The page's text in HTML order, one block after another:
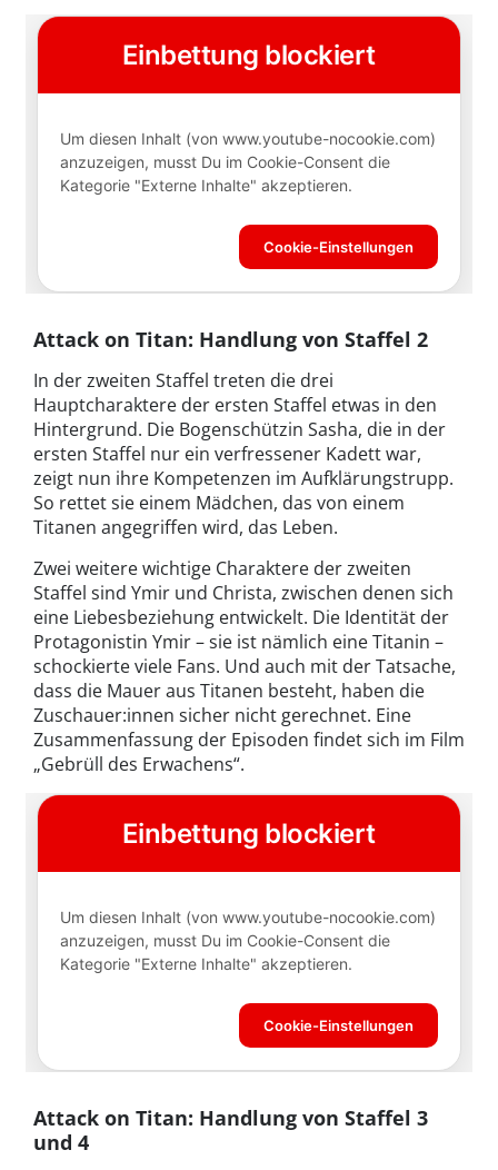
Attack on Titan: Handlung von Staffel 2
In der zweiten Staffel treten die drei
Hauptcharaktere der ersten Staffel etwas in den
Hintergrund. Die Bogenschützin Sasha, die in der
ersten Staffel nur ein verfressener Kadett war,
zeigt nun ihre Kompetenzen im Aufklärungstrupp.
So rettet sie einem Mädchen, das von einem
Titanen angegriffen wird, das Leben.
Zwei weitere wichtige Charaktere der zweiten
Staffel sind Ymir und Christa, zwischen denen sich
eine Liebesbeziehung entwickelt. Die Identität der
Protagonistin Ymir – sie ist nämlich eine Titanin –
schockierte viele Fans. Und auch mit der Tatsache,
dass die Mauer aus Titanen besteht, haben die
Zuschauer:innen sicher nicht gerechnet. Eine
Zusammenfassung der Episoden findet sich im Film
„Gebrüll des Erwachens“.
Attack on Titan: Handlung von Staffel 3
und 4